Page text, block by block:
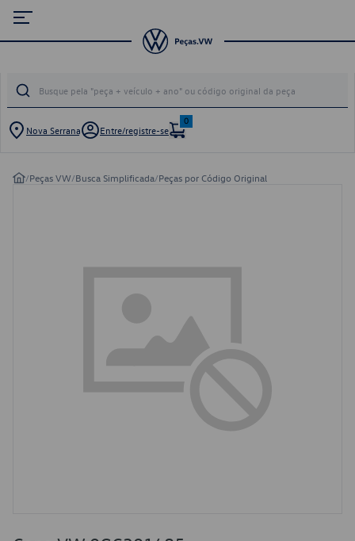
Nova Serrana Entre/registre-se
0
/Peças VW/Busca Simplificada/Peças por Código Original